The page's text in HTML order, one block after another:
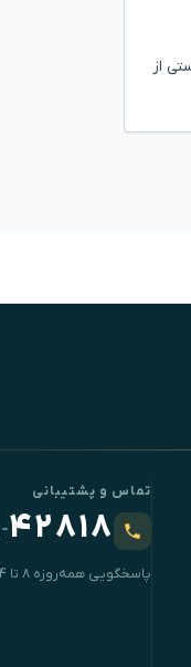
از
تماس و پشتیبانی
۴۲۸۱۸-
پاسخگویی همه‌روزه ۸ تا ۲۴